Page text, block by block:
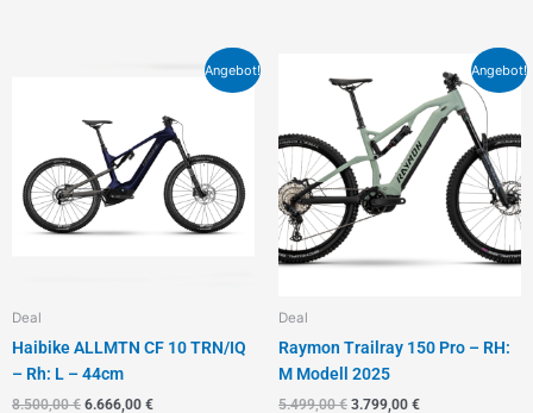
Angebot!
Deal
Haibike ALLMTN CF 10 TRN/IQ
– Rh: L – 44cm
8.500,00€
8.500,00 €
6.666,00 €
Aktueller
6.666,00 €.
Angebot!
Deal
Raymon Trailray 150 Pro – RH:
M Modell 2025
5.499,00€
Preis
war:
5.499,00 €
3.799,00 €
Aktueller
Preis
ist:
3.799,00 €.